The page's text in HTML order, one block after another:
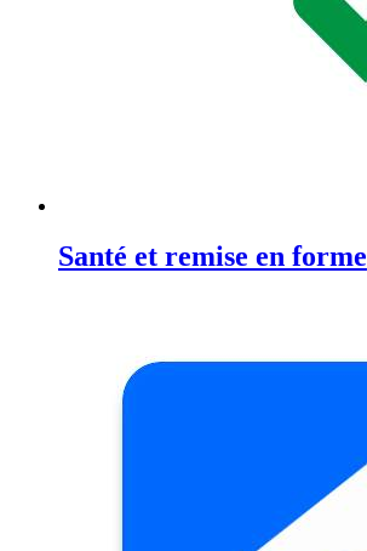
Santé et remise en forme